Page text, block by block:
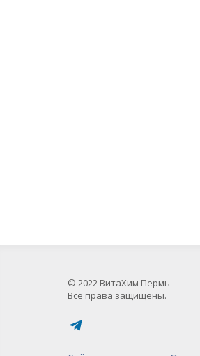
© 2022 ВитаХим Пермь
Все права защищены.